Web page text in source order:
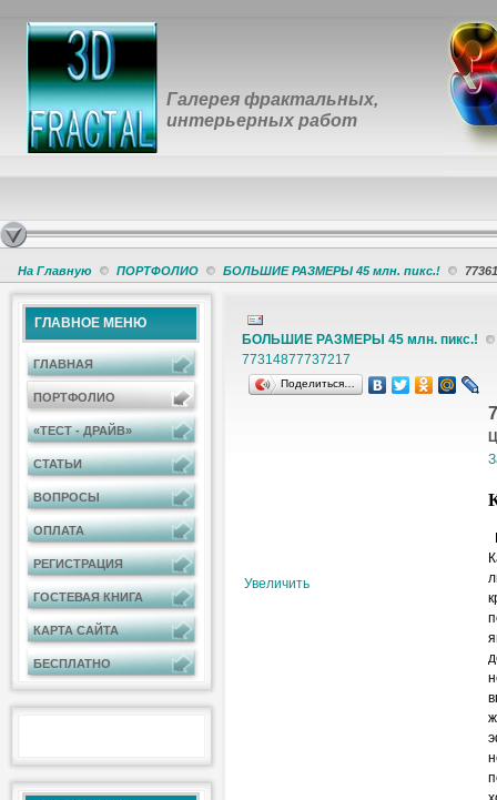
Галерея фрактальных,
интерьерных работ
На Главную ПОРТФОЛИО БОЛЬШИЕ РАЗМЕРЫ 45 млн. пикс.!
ГЛАВНОЕ МЕНЮ
ГЛАВНАЯ
ПОРТФОЛИО
«ТЕСТ - ДРАЙВ»
СТАТЬИ
ВОПРОСЫ
ОПЛАТА
РЕГИСТРАЦИЯ
ГОСТЕВАЯ КНИГА
КАРТА САЙТА
БЕСПЛАТНО
БОЛЬШИЕ РАЗМЕРЫ 45 млн. пикс.!
77314877737217
Поделиться…
Увеличить